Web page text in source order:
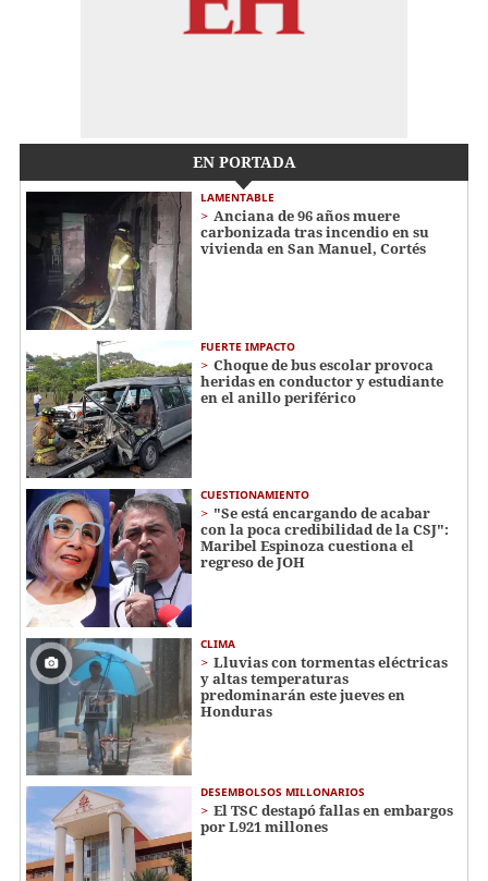
EN PORTADA
LAMENTABLE
Anciana de 96 años muere
carbonizada tras incendio en su
vivienda en San Manuel, Cortés
FUERTE IMPACTO
Choque de bus escolar provoca
heridas en conductor y estudiante
en el anillo periférico
CUESTIONAMIENTO
"Se está encargando de acabar
con la poca credibilidad de la CSJ":
Maribel Espinoza cuestiona el
regreso de JOH
CLIMA
Lluvias con tormentas eléctricas
y altas temperaturas
predominarán este jueves en
Honduras
DESEMBOLSOS MILLONARIOS
El TSC destapó fallas en embargos
por L921 millones